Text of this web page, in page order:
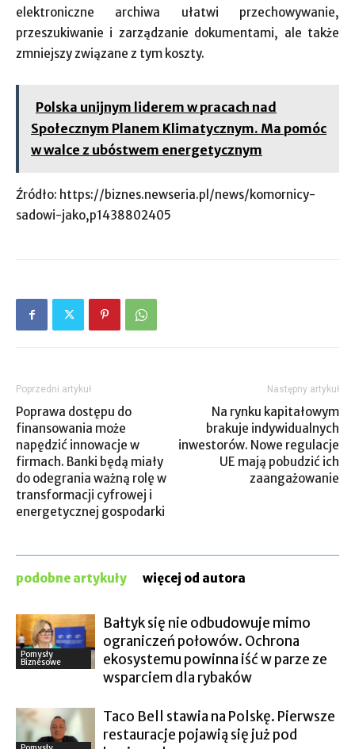
elektroniczne archiwa ułatwi przechowywanie,
przeszukiwanie i zarządzanie dokumentami, ale także
zmniejszy związane z tym koszty.
Polska unijnym liderem w pracach nad
Społecznym Planem Klimatycznym. Ma pomóc
w walce z ubóstwem energetycznym
Źródło: https://biznes.newseria.pl/news/komornicy-
sadowi-jako,p1438802405
Poprzedni artykuł
Poprawa dostępu do
finansowania może
napędzić innowacje w
firmach. Banki będą miały
do odegrania ważną rolę w
transformacji cyfrowej i
energetycznej gospodarki
Następny artykuł
Na rynku kapitałowym
brakuje indywidualnych
inwestorów. Nowe regulacje
UE mają pobudzić ich
zaangażowanie
podobne artykuły więcej od autora
Pomysły
Biznesowe
Bałtyk się nie odbudowuje mimo
ograniczeń połowów. Ochrona
ekosystemu powinna iść w parze ze
wsparciem dla rybaków
Taco Bell stawia na Polskę. Pierwsze
restauracje pojawią się już pod